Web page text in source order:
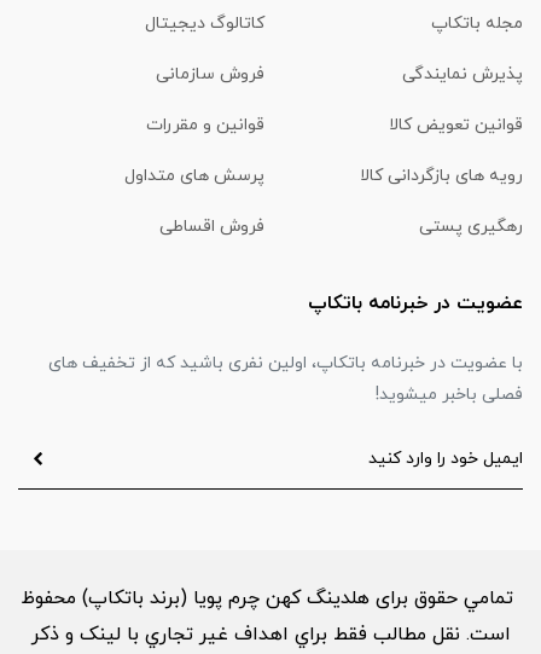
مجله باتکاپ کاتالوگ دیجیتال
پذیرش نمایندگی فروش سازمانی
قوانین تعویض کالا قوانین و مقررات
رویه های بازگردانی کالا پرسش های متداول
رهگیری پستی فروش اقساطی
عضویت در خبرنامه باتکاپ
با عضویت در خبرنامه باتکاپ، اولین نفری باشید که از تخفیف های
فصلی باخبر میشوید!
تمامي حقوق برای هلدینگ کهن چرم پویا (برند باتکاپ) محفوظ
است. نقل مطالب فقط براي اهداف غير تجاري با لینک و ذکر